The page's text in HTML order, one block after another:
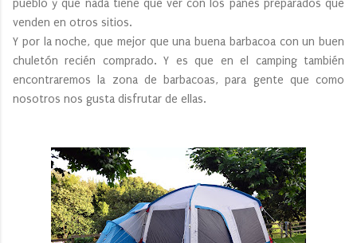
pueblo y que nada tiene que ver con los panes preparados que
venden en otros sitios.
Y por la noche, que mejor que una buena barbacoa con un buen
chuletón recién comprado. Y es que en el camping también
encontraremos la zona de barbacoas, para gente que como
nosotros nos gusta disfrutar de ellas.